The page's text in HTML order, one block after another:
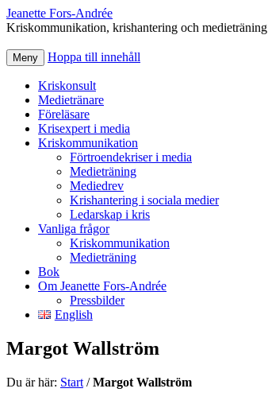
Jeanette Fors‑Andrée
Kriskommunikation, krishantering och medieträning
Meny Hoppa till innehåll
Kriskonsult
Medietränare
Föreläsare
Krisexpert i media
Kriskommunikation
Förtroendekriser i media
Medieträning
Mediedrev
Krishantering i sociala medier
Ledarskap i kris
Vanliga frågor
Kriskommunikation
Medieträning
Bok
Om Jeanette Fors-Andrée
Pressbilder
English
Margot Wallström
Du är här: Start /Margot Wallström